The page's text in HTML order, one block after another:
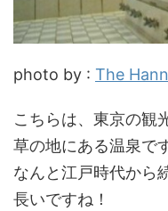
photo by : The
こちらは、東京の観
草の地にある温泉で
なんと江戸時代から
長いですね！